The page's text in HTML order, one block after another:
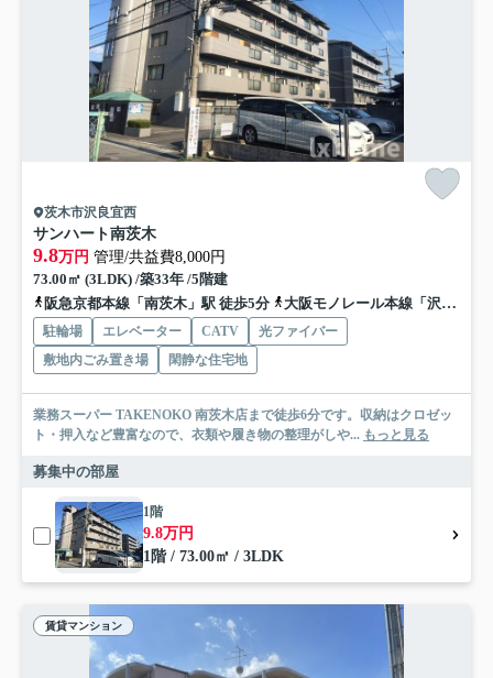
茨木市沢良宜西
サンハート南茨木
9.8万円 管理/共益費8,000円
73.00㎡ (3LDK) /築33年 /5階建
阪急京都本線「南茨木」駅 徒歩5分
大阪モノレール本線「沢良宜」駅 徒歩10分
駐輪場 エレベーター CATV
光ファイバー
敷地内ごみ置き場
閑静な住宅地
業務スーパー TAKENOKO 南茨木店まで徒歩6分です。収納はクロゼッ
ト・押入など豊富なので、衣類や履き物の整理がしや... もっと見る
募集中の部屋
1階
9.8万円
1階 / 73.00㎡ / 3LDK
賃貸マンション